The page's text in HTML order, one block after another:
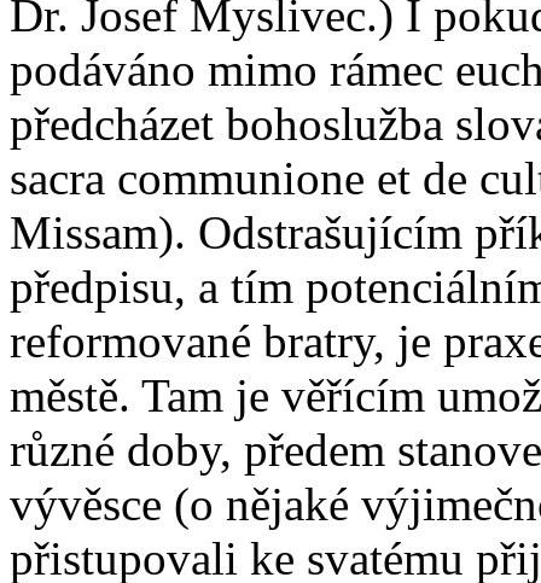
Dr. Josef Myslivec.) I
podáváno mimo rámec
předcházet bohoslužba
sacra communione et de
Missam). Odstrašujícím
předpisu, a tím
reformované bratry, je
městě. Tam je věřícím
různé doby, předem
vývěsce (o nějaké
přistupovali ke svatému